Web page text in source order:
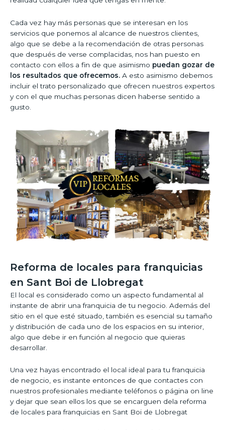
Cada vez hay más personas que se interesan en los
servicios que ponemos al alcance de nuestros clientes,
algo que se debe a la recomendación de otras personas
que después de verse complacidas, nos han puesto en
contacto con ellos a fin de que asimismo puedan gozar de
los resultados que ofrecemos. A esto asimismo debemos
incluir el trato personalizado que ofrecen nuestros expertos
y con el que muchas personas dicen haberse sentido a
gusto.
Reforma de locales para franquicias
en Sant Boi de Llobregat
El local es considerado como un aspecto fundamental al
instante de abrir una franquicia de tu negocio. Además del
sitio en el que esté situado, también es esencial su tamaño
y distribución de cada uno de los espacios en su interior,
algo que debe ir en función al negocio que quieras
desarrollar.
Una vez hayas encontrado el local ideal para tu franquicia
de negocio, es instante entonces de que contactes con
nuestros profesionales mediante teléfonos o página on line
y dejar que sean ellos los que se encarguen dela reforma
de locales para franquicias en Sant Boi de Llobregat